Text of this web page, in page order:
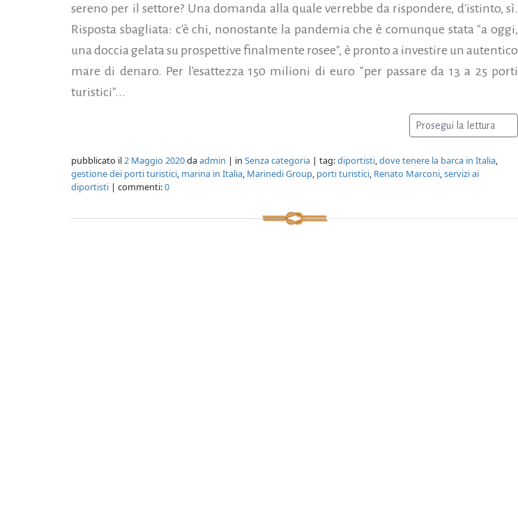
sereno per il settore? Una domanda alla quale verrebbe da rispondere, d'istinto, sì.
Risposta sbagliata: c'è chi, nonostante la pandemia che è comunque stata "a oggi,
una doccia gelata su prospettive finalmente rosee", è pronto a investire un autentico
mare di denaro. Per l'esattezza 150 milioni di euro "per passare da 13 a 25 porti
turistici"...
Prosegui la lettura
pubblicato il2 Maggio 2020daadmin | in Senza categoria | tag:diportisti,dove tenere la barca in Italia,
gestione dei porti turistici, marina in Italia, Marinedi Group, porti turistici, Renato Marconi,servizi ai
diportisti | commenti:0